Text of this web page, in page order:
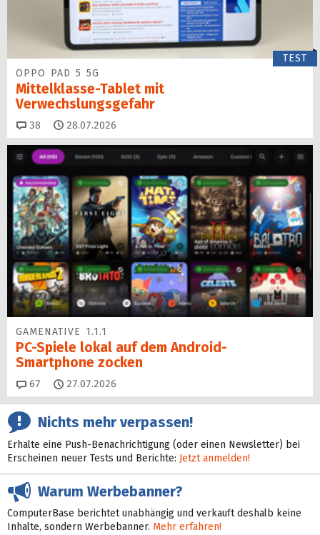
TEST
OPPO PAD 5 5G
Mittelklasse-Tablet mit
Verwechslungsgefahr
38 Kommentare
28.07.2026
GAMENATIVE 1.1.1
PC-Spiele lokal auf dem Android-
Smartphone zocken
67 Kommentare
27.07.2026
Nichts mehr verpassen!
Erhalte eine Push-Benachrichtigung (oder einen Newsletter) bei
Erscheinen neuer Tests und Berichte: Jetzt anmelden!
Warum Werbebanner?
ComputerBase berichtet unabhängig und verkauft deshalb keine
Inhalte, sondern Werbebanner. Mehr erfahren!